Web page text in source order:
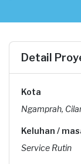
Detail
Kota
Ngamprah,
Keluhan /
Service Rutin